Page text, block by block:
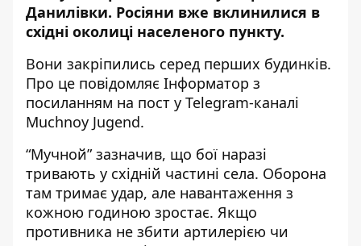
Данилівки. Росіяни вже вклинилися в
східні околиці населеного пункту.
Вони закріпились серед перших будинків.
Про це повідомляє Інформатор з
посиланням на пост у Telegram-каналі
Muchnoy Jugend.
“Мучной” зазначив, що бої наразі
тривають у східній частині села. Оборона
там тримає удар, але навантаження з
кожною годиною зростає. Якщо
противника не збити артилерією чи